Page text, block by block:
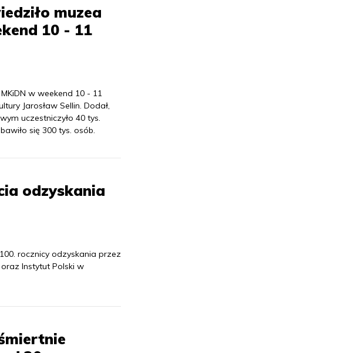
muzea
10 - 11
w weekend 10 - 11
Jarosław Sellin. Dodał,
uczestniczyło 40 tys.
się 300 tys. osób.
odzyskania
rocznicy odzyskania przez
Instytut Polski w